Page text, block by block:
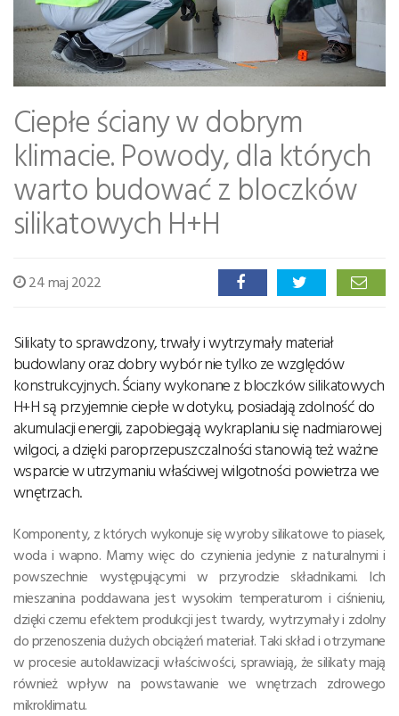
Ciepłe ściany w dobrym
klimacie. Powody, dla których
warto budować z bloczków
silikatowych H+H
24 maj 2022
Silikaty to sprawdzony, trwały i wytrzymały materiał
budowlany oraz dobry wybór nie tylko ze względów
konstrukcyjnych. Ściany wykonane z bloczków silikatowych
H+H są przyjemnie ciepłe w dotyku, posiadają zdolność do
akumulacji energii, zapobiegają wykraplaniu się nadmiarowej
wilgoci, a dzięki paroprzepuszczalności stanowią też ważne
wsparcie w utrzymaniu właściwej wilgotności powietrza we
wnętrzach.
Komponenty, z których wykonuje się wyroby silikatowe to piasek,
woda i wapno. Mamy więc do czynienia jedynie z naturalnymi i
powszechnie występującymi w przyrodzie składnikami. Ich
mieszanina poddawana jest wysokim temperaturom i ciśnieniu,
dzięki czemu efektem produkcji jest twardy, wytrzymały i zdolny
do przenoszenia dużych obciążeń materiał. Taki skład i otrzymane
w procesie autoklawizacji właściwości, sprawiają, że silikaty mają
również wpływ na powstawanie we wnętrzach zdrowego
mikroklimatu.